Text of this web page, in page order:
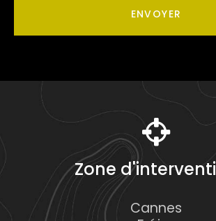
ENVOYER
Zone
Cannes